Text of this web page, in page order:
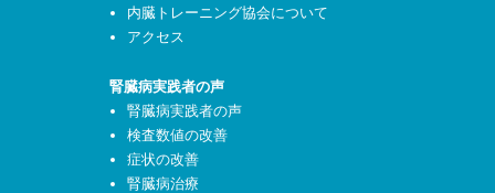
内臓トレーニング協会について
アクセス
腎臓病実践者の声
腎臓病実践者の声
検査数値の改善
症状の改善
腎臓病治療